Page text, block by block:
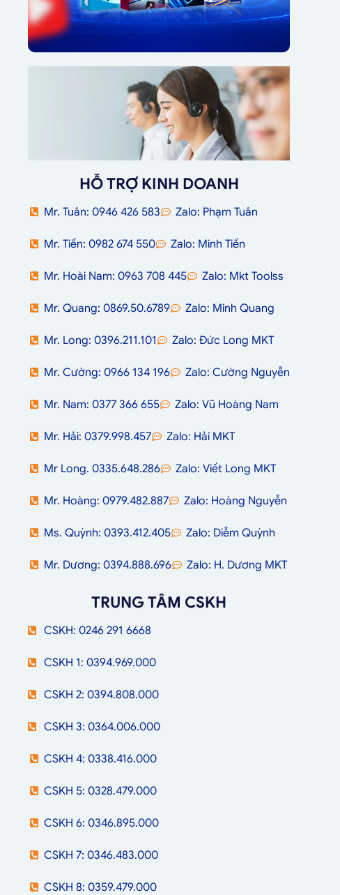
HỖ TRỢ KINH DOANH
Mr. Tuân: 0946 426 583 Zalo: Phạm Tuân
Mr. Tiến: 0982 674 550 Zalo: Minh Tiến
Mr. Hoài Nam: 0963 708 445 Zalo: Mkt Toolss
Mr. Quang: 0869.50.6789 Zalo: Minh Quang
Mr. Long: 0396.211.101 Zalo: Đức Long MKT
Mr. Cường: 0966 134 196 Zalo: Cường Nguyễn
Mr. Nam: 0377 366 655 Zalo: Vũ Hoàng Nam
Mr. Hải: 0379.998.457 Zalo: Hải MKT
Mr Long. 0335.648.286 Zalo: Viết Long MKT
Mr. Hoàng: 0979.482.887 Zalo: Hoàng Nguyễn
Ms. Quỳnh: 0393.412.405 Zalo: Diễm Quỳnh
Mr. Dương: 0394.888.696 Zalo: H. Dương MKT
TRUNG TÂM CSKH
CSKH: 0246 291 6668
CSKH 1: 0394.969.000
CSKH 2: 0394.808.000
CSKH 3: 0364.006.000
CSKH 4: 0338.416.000
CSKH 5: 0328.479.000
CSKH 6: 0346.895.000
CSKH 7: 0346.483.000
CSKH 8: 0359.479.000